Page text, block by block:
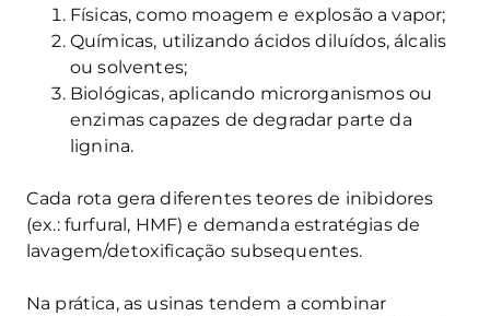
Físicas, como moagem e explosão a vapor;
Químicas, utilizando ácidos diluídos, álcalis
ou solventes;
Biológicas, aplicando microrganismos ou
enzimas capazes de degradar parte da
lignina.
Cada rota gera diferentes teores de inibidores
(ex.: furfural, HMF) e demanda estratégias de
lavagem/detoxificação subsequentes.
Na prática, as usinas tendem a combinar